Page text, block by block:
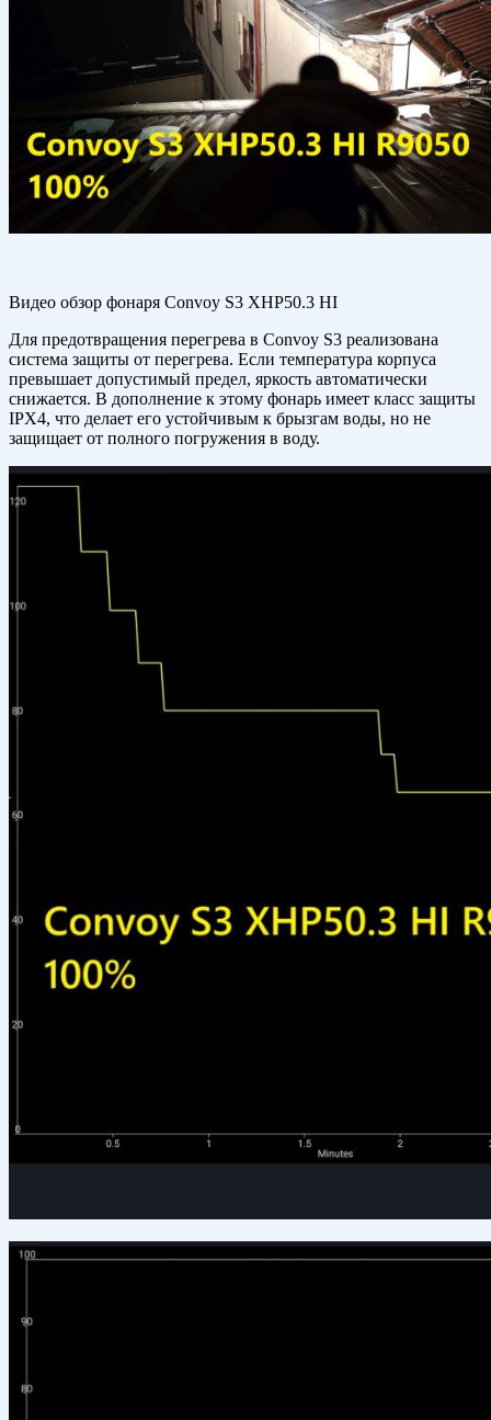
Видео обзор фонаря Convoy S3 XHP50.3 HI
Для предотвращения перегрева в Convoy S3 реализована
система защиты от перегрева. Если температура корпуса
превышает допустимый предел, яркость автоматически
снижается. В дополнение к этому фонарь имеет класс защиты
IPX4, что делает его устойчивым к брызгам воды, но не
защищает от полного погружения в воду.